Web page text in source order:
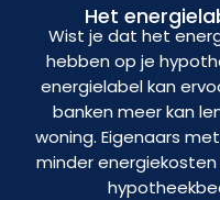
Het
Wist je dat het
hebben op je
energielabel kan
banken meer kan
woning. Eigenaars
minder